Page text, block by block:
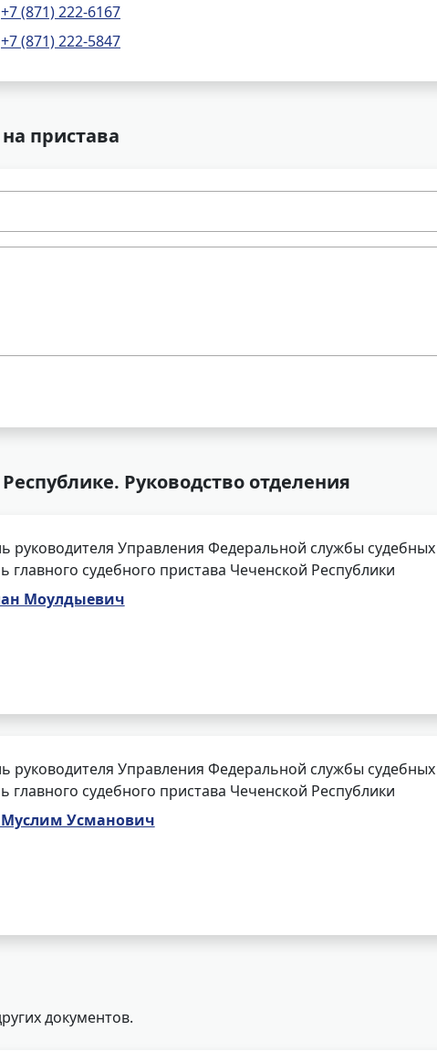
+7 (871) 222-6167
+7 (871) 222-5847
пристава
Руководство отделения
руководителя Управления Федеральной службы
главного судебного пристава Чеченской Республики
Моулдыевич
руководителя Управления Федеральной службы
главного судебного пристава Чеченской Республики
Усманович
документов.